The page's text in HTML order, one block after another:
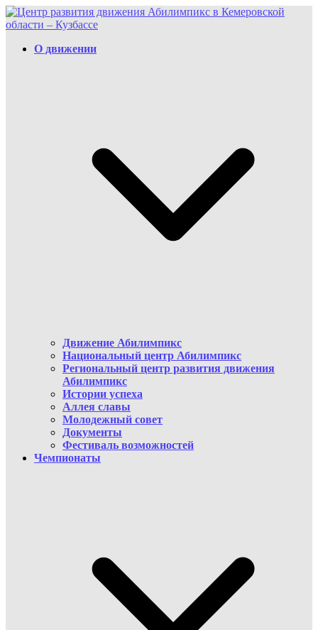
Перейти
к
О движении
Движение Абилимпикс
Национальный центр Абилимпикс
Региональный центр развития движения
Абилимпикс
Истории успеха
Аллея славы
Молодежный совет
Документы
Фестиваль возможностей
Чемпионаты